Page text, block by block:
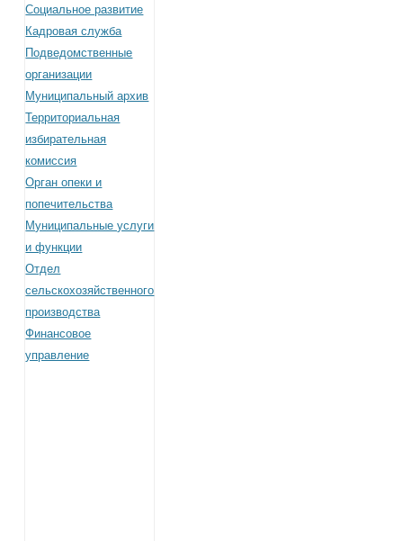
Социальное развитие
Кадровая служба
Подведомственные
организации
Муниципальный архив
Территориальная
избирательная
комиссия
Орган опеки и
попечительства
Муниципальные услуги
и функции
Отдел
сельскохозяйственного
производства
Финансовое
управление